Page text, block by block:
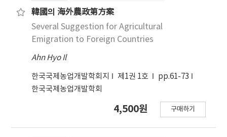
韓國의 海外農政第方案
Several Suggestion for Agricultural
Emigration to Foreign Countries
Ahn Hyo Il
한국국제농업개발학회지 제1권 1호
pp.61-73
한국국제농업개발학회
4,500원 구매하기